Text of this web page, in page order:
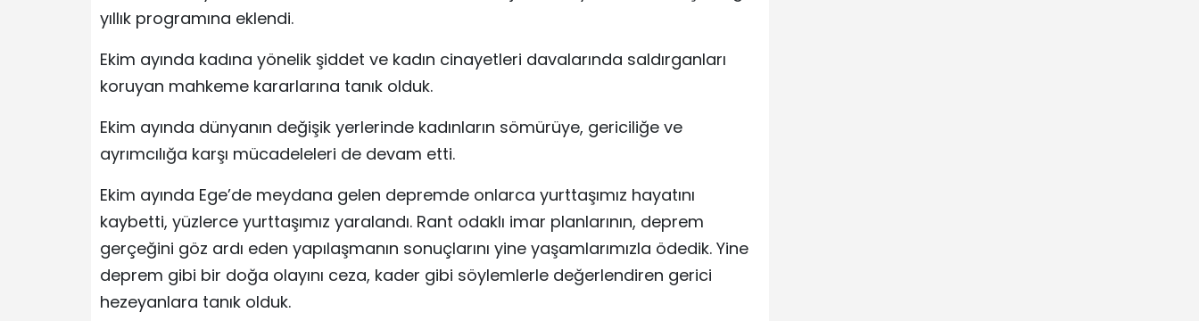
yıllık programına eklendi.
Ekim ayında kadına yönelik şiddet ve kadın cinayetleri davalarında saldırganları
koruyan mahkeme kararlarına tanık olduk.
Ekim ayında dünyanın değişik yerlerinde kadınların sömürüye, gericiliğe ve
ayrımcılığa karşı mücadeleleri de devam etti.
Ekim ayında Ege’de meydana gelen depremde onlarca yurttaşımız hayatını
kaybetti, yüzlerce yurttaşımız yaralandı. Rant odaklı imar planlarının, deprem
gerçeğini göz ardı eden yapılaşmanın sonuçlarını yine yaşamlarımızla ödedik. Yine
deprem gibi bir doğa olayını ceza, kader gibi söylemlerle değerlendiren gerici
hezeyanlara tanık olduk.